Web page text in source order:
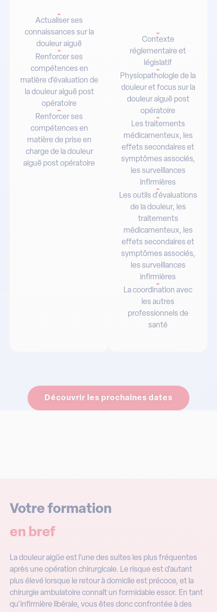
Actualiser ses
connaissances sur la
douleur aiguë
Renforcer ses
compétences en
matière d’évaluation de
la douleur aiguë post
opératoire
Renforcer ses
compétences en
matière de prise en
charge de la douleur
aiguë post opératoire
Contexte
réglementaire et
législatif
Physiopathologie de la
douleur et focus sur la
douleur aiguë post
opératoire
Les traitements
médicamenteux, les
effets secondaires et
symptômes associés,
les surveillances
infirmières
Les outils d'évaluations
de la douleur, les
traitements
médicamenteux, les
effets secondaires et
symptômes associés,
les surveillances
infirmières
La coordination avec
les autres
professionnels de
santé
Découvrir les prochaines dates
Votre formation
en bref
La douleur aigüe est l'une des suites les plus fréquentes
après une opération chirurgicale. Le risque est d'autant
plus élevé lorsque le retour à domicile est précoce, et la
chirurgie ambulatoire connaît un formidable essor. En tant
qu’infirmière libérale, vous êtes donc confrontée à des